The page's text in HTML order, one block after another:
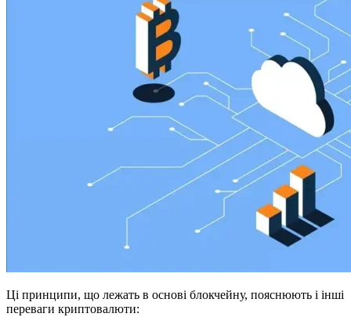
Ці принципи, що лежать в основі блокчейну, пояснюють і інші
переваги криптовалюти: